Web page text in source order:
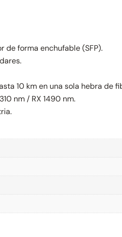
de forma enchufable (SFP).
10 km en una sola hebra de
nm / RX 1490 nm.